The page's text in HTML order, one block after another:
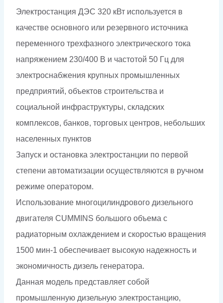
Электростанция ДЭС 320 кВт используется в
качестве основного или резервного источника
переменного трехфазного электрического тока
напряжением 230/400 В и частотой 50 Гц для
электроснабжения крупных промышленных
предприятий, объектов строительства и
социальной инфраструктуры, складских
комплексов, банков, торговых центров, небольших
населенных пунктов
Запуск и остановка электростанции по первой
степени автоматизации осуществляются в ручном
режиме оператором.
Использование многоцилиндрового дизельного
двигателя CUMMINS большого объема с
радиаторным охлаждением и скоростью вращения
1500 мин-1 обеспечивает высокую надежность и
экономичность дизель генератора.
Данная модель представляет собой
промышленную дизельную электростанцию,